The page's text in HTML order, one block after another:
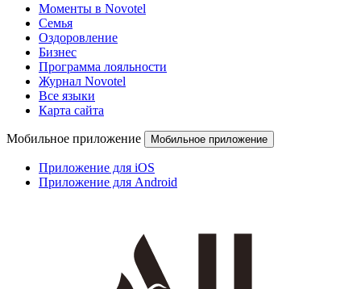
Моменты в Novotel
Семья
Оздоровление
Бизнес
Программа лояльности
Журнал Novotel
Все языки
Карта сайта
Мобильное приложение Мобильное приложение
Приложение для iOS
Приложение для Android